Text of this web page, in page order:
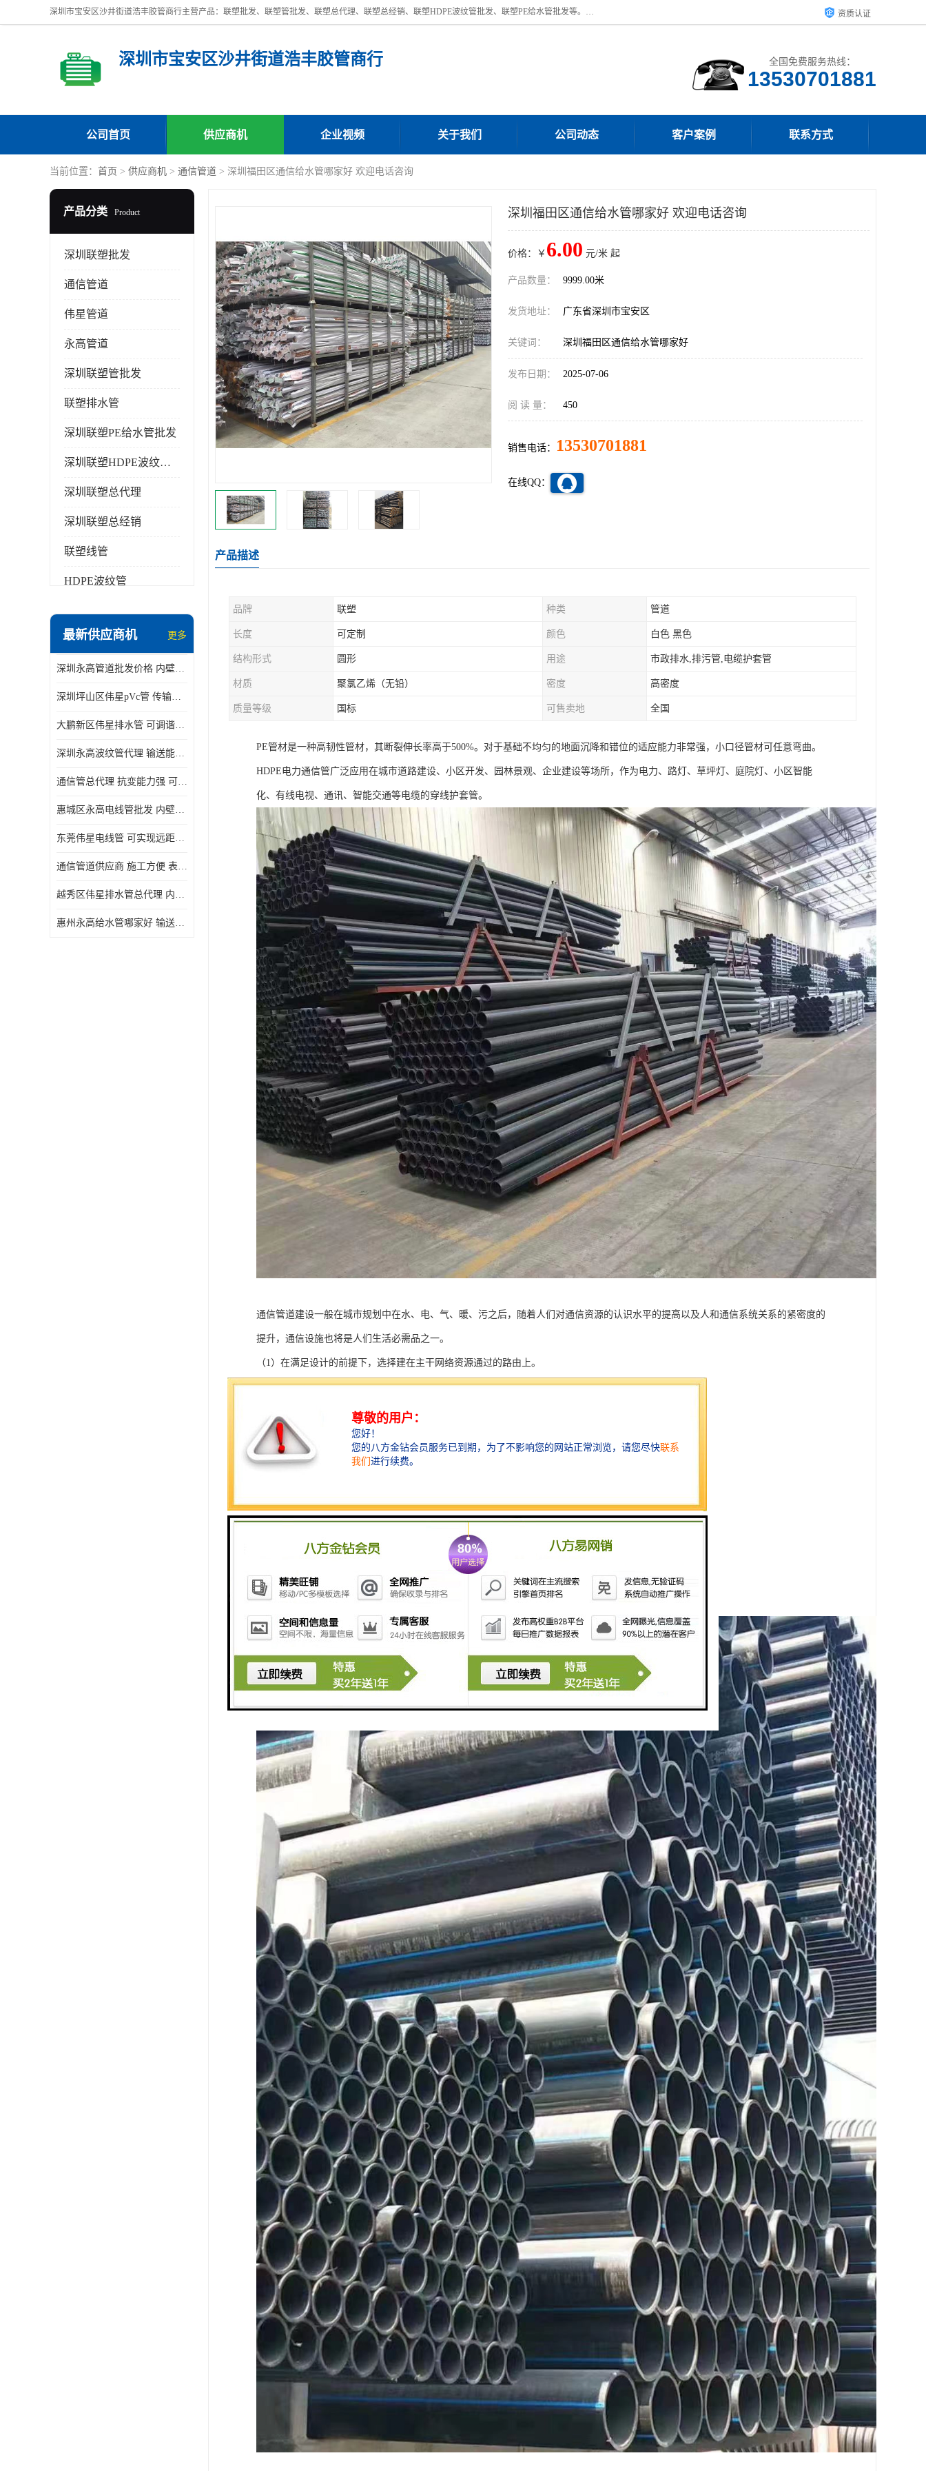
深圳市宝安区沙井街道浩丰胶管商行主营产品：联塑批发、联塑管批发、联塑总代理、联塑总经销、联塑HDPE波纹管批发、联塑PE给水管批发等。凭借服务以及多年的勤奋拼搏，发展成为一家销售各种管材管件，绝缘电工套管及配件等系列产品的贸易公司。公司秉承“顾客至上，锐意进取”的经营理念，坚持“客户至上”原则为广大客户提供的服务。欢迎惠顾！ 资质认证
深圳市宝安区沙井街道浩丰胶管商行 全国免费服务热线：
公司首页 供应商机 企业视频 关于我们 公司动态 客户案例 联系方式
当前位置： 首页 > 供应商机 > 通信管道 > 深圳福田区通信给水管哪家好 欢迎电话咨询
产品分类 Product
深圳联塑批发
通信管道
伟星管道
永高管道
深圳联塑管批发
联塑排水管
深圳联塑PE给水管批发
深圳联塑HDPE波纹管批发
深圳联塑总代理
深圳联塑总经销
联塑线管
HDPE波纹管
最新供应商机 更多
深圳永高管道批发价格 内壁光滑 抗震性能好
深圳坪山区伟星pVc管 传输损耗小 频率稳定性好
大鹏新区伟星排水管 可调谐性好 大功率 效率高
深圳永高波纹管代理 输送能力强 可以承受高温
通信管总代理 抗变能力强 可耐强震 扭曲
惠城区永高电线管批发 内壁光滑 抗震性能好
东莞伟星电线管 可实现远距离通信 频率稳定性好
通信管道供应商 施工方便 表面电阻系数大
越秀区伟星排水管总代理 内部表面光滑 大功率 效率高
惠州永高给水管哪家好 输送能力强 方便施工和运输
深圳福田区通信给水管哪家好 欢迎电话咨询
价格：￥ 6.00 元/米 起
产品数量： 9999.00米
发货地址： 广东省深圳市宝安区
关键词： 深圳福田区通信给水管哪家好
发布日期： 2025-07-06
阅 读 量： 450
销售电话： 13530701881
在线QQ：
产品描述
品牌 联塑 种类 管道
长度 可定制 颜色 白色 黑色
结构形式 圆形 用途 市政排水,排污管,电缆护套管
材质 聚氯乙烯（无铅） 密度 高密度
质量等级 国标 可售卖地 全国
PE管材是一种高韧性管材，其断裂伸长率高于500%。对于基础不均匀的地面沉降和错位的适应能力非常强，小口径管材可任意弯曲。
HDPE电力通信管广泛应用在城市道路建设、小区开发、园林景观、企业建设等场所，作为电力、路灯、草坪灯、庭院灯、小区智能
化、有线电视、通讯、智能交通等电缆的穿线护套管。
通信管道建设一般在城市规划中在水、电、气、暖、污之后，随着人们对通信资源的认识水平的提高以及人和通信系统关系的紧密度的
提升，通信设施也将是人们生活必需品之一。
（1）在满足设计的前提下，选择建在主干网络资源通过的路由上。
（2）为了减少架空杆路，要充分考虑建设分路建设管道、提高管道路网的灵活性。
（3）结合城市发展规划，根据城市市政门的规划和分配，进行合理的建设。
（4）优先利用和结合原有管线资源，降低建设投资规模，提高资源使用率。
（5）规划建设要大型设施聚集区，比如铁路等。
（7）管道建设也要坚持路由短的原则。
（9）管道建设必须保持一定的坡度，便于排出影响管道安全的异物。
（10）管道的埋深应该结合两侧人井的高度，但高度差要保持在合理的范围内。
（11）管道段不得出现S弯和U弯。一个段长要控制在100米左右。弯曲管道段曲率半径一般不小于36米。